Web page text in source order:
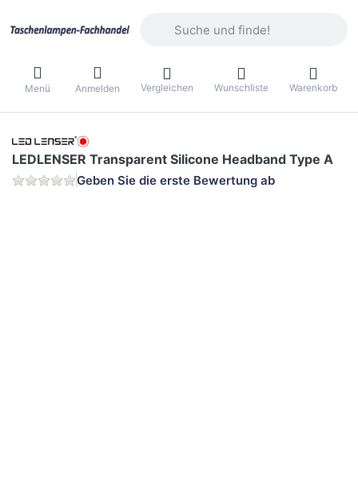
Menü Anmelden Vergleichen Wunschliste Warenkorb
LEDLENSER Transparent Silicone Headband Type A
Geben Sie die erste Bewertung ab